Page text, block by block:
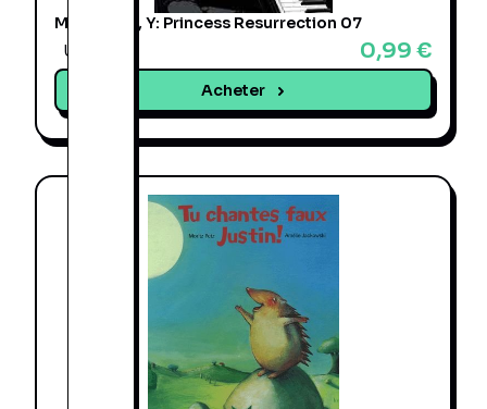
Mitsunaga, Y: Princess Resurrection 07
Une offre
0,99 €
Acheter